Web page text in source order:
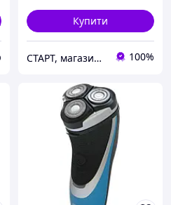
Купити
СТАРТ, магазин спортивних товарів 100%